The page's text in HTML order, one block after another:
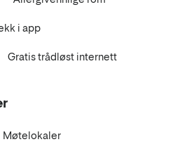
i app
Gratis trådløst internett
Møtelokaler